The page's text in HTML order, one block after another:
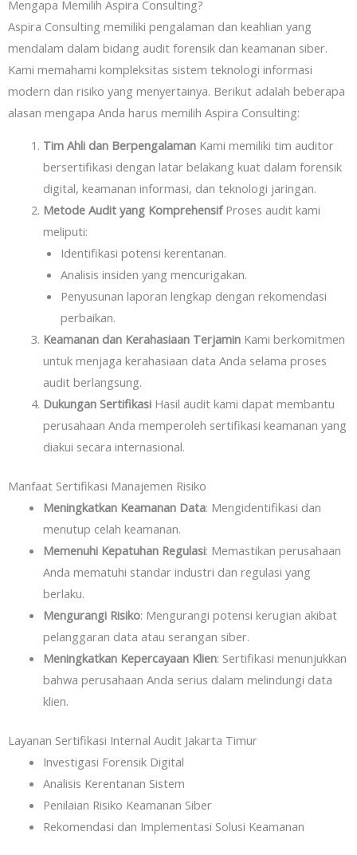
Mengapa Memilih Aspira Consulting?
Aspira Consulting memiliki pengalaman dan keahlian yang
mendalam dalam bidang audit forensik dan keamanan siber.
Kami memahami kompleksitas sistem teknologi informasi
modern dan risiko yang menyertainya. Berikut adalah beberapa
alasan mengapa Anda harus memilih Aspira Consulting:
Tim Ahli dan BerpengalamanKami memiliki tim auditor
bersertifikasi dengan latar belakang kuat dalam forensik
digital, keamanan informasi, dan teknologi jaringan.
Metode Audit yang KomprehensifProses audit kami
meliputi:
Identifikasi potensi kerentanan.
Analisis insiden yang mencurigakan.
Penyusunan laporan lengkap dengan rekomendasi
perbaikan.
Keamanan dan Kerahasiaan TerjaminKami berkomitmen
untuk menjaga kerahasiaan data Anda selama proses
audit berlangsung.
Dukungan SertifikasiHasil audit kami dapat membantu
perusahaan Anda memperoleh sertifikasi keamanan yang
diakui secara internasional.
Manfaat Sertifikasi Manajemen Risiko
Meningkatkan Keamanan Data: Mengidentifikasi dan
menutup celah keamanan.
Memenuhi Kepatuhan Regulasi: Memastikan perusahaan
Anda mematuhi standar industri dan regulasi yang
berlaku.
Mengurangi Risiko: Mengurangi potensi kerugian akibat
pelanggaran data atau serangan siber.
Meningkatkan Kepercayaan Klien: Sertifikasi menunjukkan
bahwa perusahaan Anda serius dalam melindungi data
klien.
Layanan Sertifikasi Internal Audit Jakarta Timur
Investigasi Forensik Digital
Analisis Kerentanan Sistem
Penilaian Risiko Keamanan Siber
Rekomendasi dan Implementasi Solusi Keamanan